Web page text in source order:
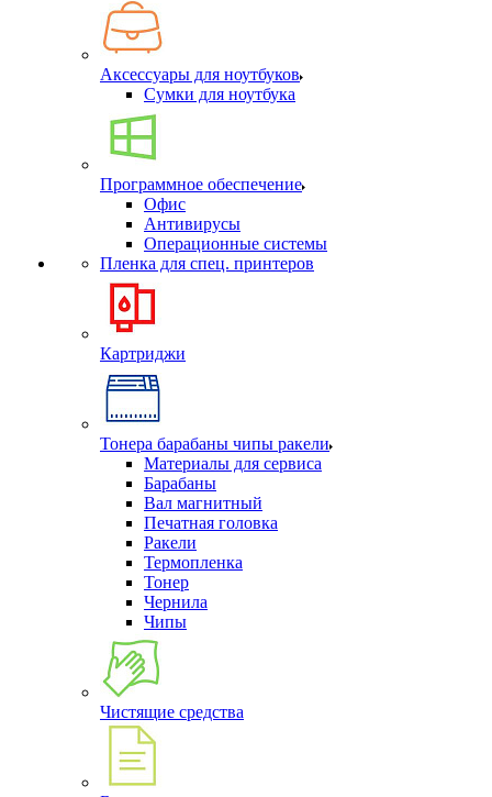
Аксессуары для ноутбуков
Сумки для ноутбука
Программное обеспечение
Офис
Антивирусы
Операционные системы
Пленка для спец. принтеров
Картриджи
Тонера барабаны чипы ракели
Материалы для сервиса
Барабаны
Вал магнитный
Печатная головка
Ракели
Термопленка
Тонер
Чернила
Чипы
Чистящие средства